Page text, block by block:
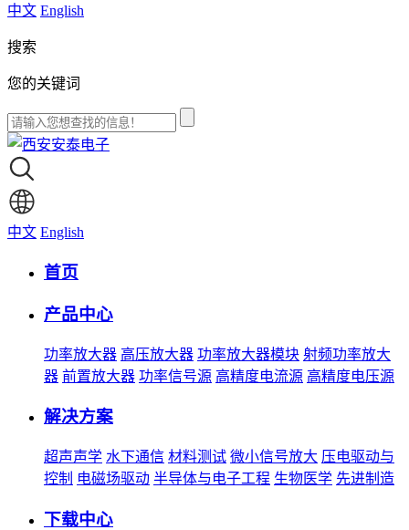
中文 English
搜索
您的关键词
中文 English
首页
产品中心
功率放大器 高压放大器 功率放大器模块 射频功率放大
器 前置放大器 功率信号源 高精度电流源 高精度电压源
解决方案
超声声学 水下通信 材料测试 微小信号放大 压电驱动与
控制 电磁场驱动 半导体与电子工程 生物医学 先进制造
下载中心